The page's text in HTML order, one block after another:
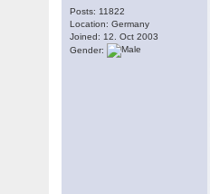
Posts: 11822
Location: Germany
Joined: 12. Oct 2003
Gender: